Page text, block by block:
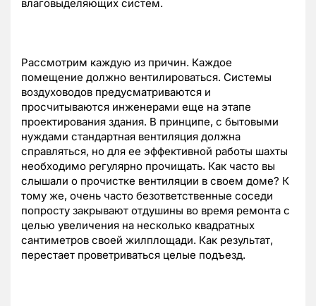
влаговыделяющих систем.
Рассмотрим каждую из причин. Каждое
помещение должно вентилироваться. Системы
воздуховодов предусматриваются и
просчитываются инженерами еще на этапе
проектирования здания. В принципе, с бытовыми
нуждами стандартная вентиляция должна
справляться, но для ее эффективной работы шахты
необходимо регулярно прочищать. Как часто вы
слышали о прочистке вентиляции в своем доме? К
тому же, очень часто безответственные соседи
попросту закрывают отдушины во время ремонта с
целью увеличения на несколько квадратных
сантиметров своей жилплощади. Как результат,
перестает проветриваться целые подъезд.